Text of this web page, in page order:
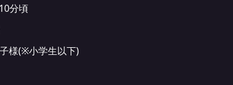
分頃
様(※小学生以下)